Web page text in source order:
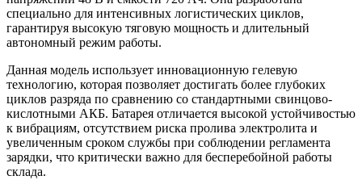
специально для интенсивных логистических циклов,
гарантируя высокую тяговую мощность и длительный
автономный режим работы.
Данная модель использует инновационную гелевую
технологию, которая позволяет достигать более глубоких
циклов разряда по сравнению со стандартными свинцово-
кислотными АКБ. Батарея отличается высокой устойчивостью
к вибрациям, отсутствием риска пролива электролита и
увеличенным сроком службы при соблюдении регламента
зарядки, что критически важно для бесперебойной работы
склада.